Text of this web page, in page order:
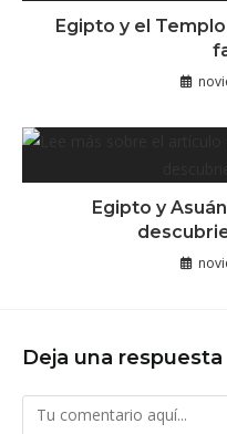
Egipto y el
Egipto y
Deja una respuesta
Comentario